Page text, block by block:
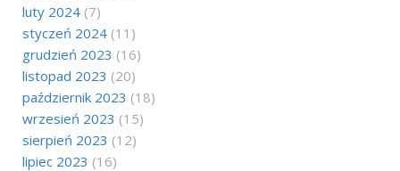
luty 2024 (7)
styczeń 2024 (11)
grudzień 2023 (16)
listopad 2023 (20)
październik 2023 (18)
wrzesień 2023 (15)
sierpień 2023 (12)
lipiec 2023 (16)